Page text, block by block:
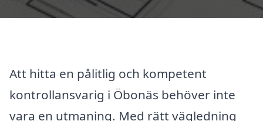
Att hitta en pålitlig och kompetent
kontrollansvarig i Öbonäs behöver inte
vara en utmaning. Med rätt vägledning